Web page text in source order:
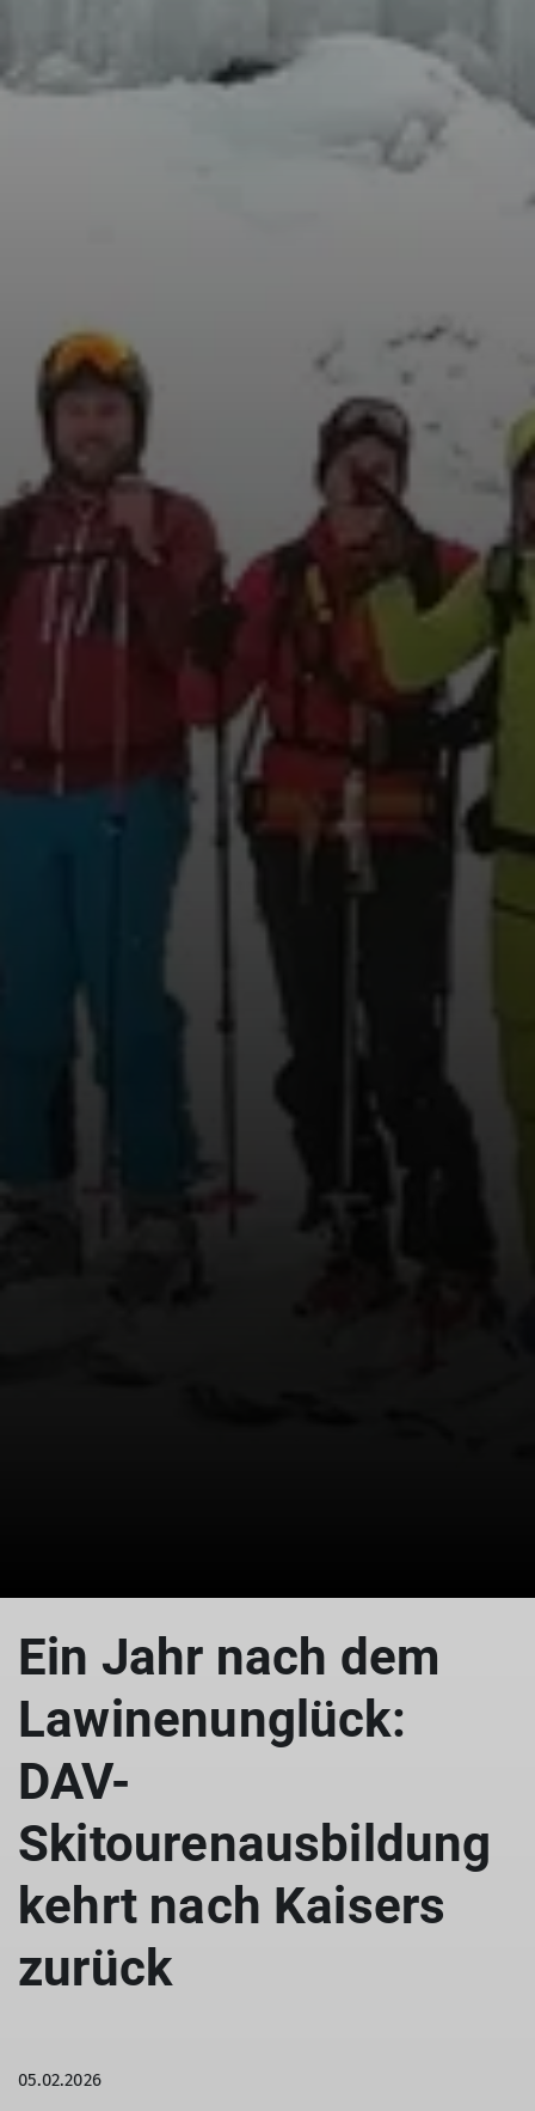
Ein Jahr nach dem
Lawinenunglück:
DAV-
Skitourenausbildung
kehrt nach Kaisers
zurück
05.02.2026